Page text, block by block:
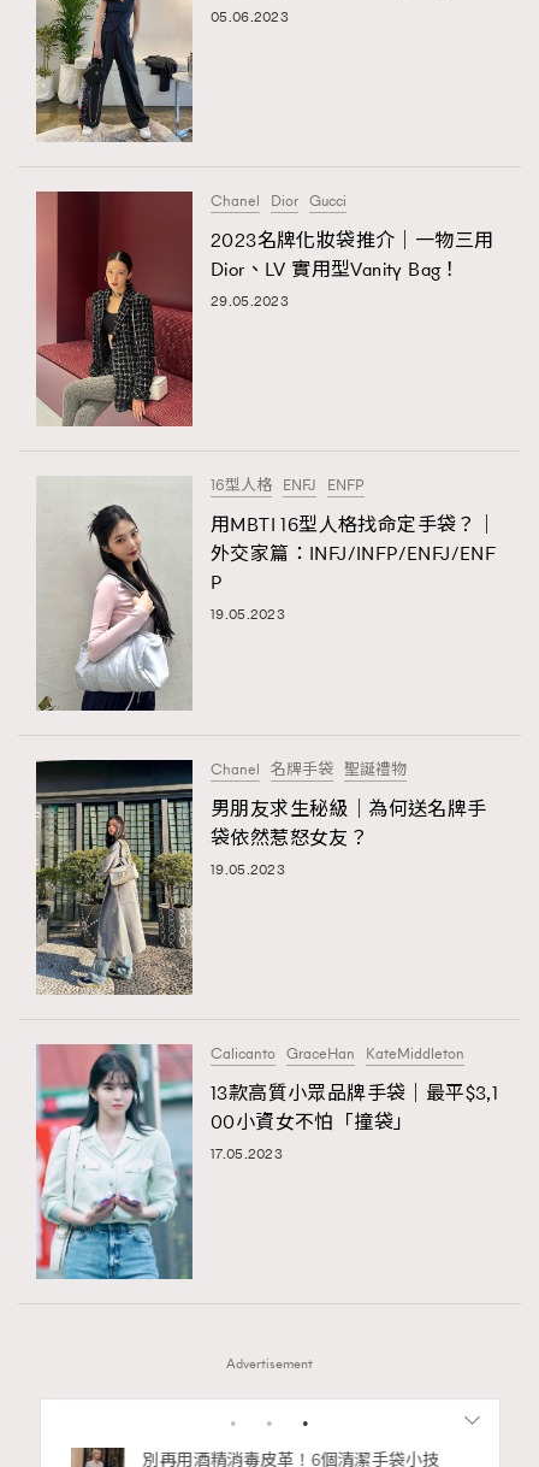
05.06.2023
Chanel Dior Gucci
2023名牌化妝袋推介｜一物三用
Dior、LV 實用型Vanity Bag！
29.05.2023
16型人格 ENFJ ENFP
用MBTI 16型人格找命定手袋？｜
外交家篇：INFJ/INFP/ENFJ/ENF
P
19.05.2023
Chanel 名牌手袋 聖誕禮物
男朋友求生秘級｜為何送名牌手
袋依然惹怒女友？
19.05.2023
Calicanto GraceHan KateMiddleton
13款高質小眾品牌手袋｜最平$3,1
00小資女不怕「撞袋」
17.05.2023
Advertisement
123456 … 14
別再用酒精消毒皮革！6個清潔手袋小技